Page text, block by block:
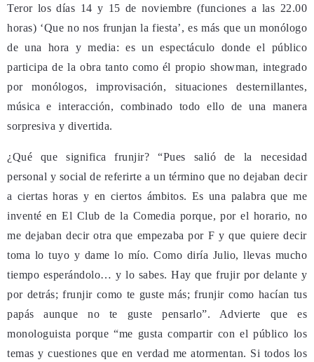
Teror los días 14 y 15 de noviembre (funciones a las 22.00
horas) ‘Que no nos frunjan la fiesta’, es más que un monólogo
de una hora y media: es un espectáculo donde el público
participa de la obra tanto como él propio showman, integrado
por monólogos, improvisación, situaciones desternillantes,
música e interacción, combinado todo ello de una manera
sorpresiva y divertida.
¿Qué que significa frunjir? “Pues salió de la necesidad
personal y social de referirte a un término que no dejaban decir
a ciertas horas y en ciertos ámbitos. Es una palabra que me
inventé en El Club de la Comedia porque, por el horario, no
me dejaban decir otra que empezaba por F y que quiere decir
toma lo tuyo y dame lo mío. Como diría Julio, llevas mucho
tiempo esperándolo… y lo sabes. Hay que frujir por delante y
por detrás; frunjir como te guste más; frunjir como hacían tus
papás aunque no te guste pensarlo”. Advierte que es
monologuista porque “me gusta compartir con el público los
temas y cuestiones que en verdad me atormentan. Si todos los